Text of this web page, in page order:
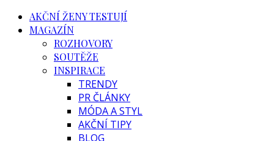
AKČNÍ ŽENY TESTUJÍ
MAGAZÍN
ROZHOVORY
SOUTĚŽE
INSPIRACE
TRENDY
PR ČLÁNKY
MÓDA A STYL
AKČNÍ TIPY
BLOG